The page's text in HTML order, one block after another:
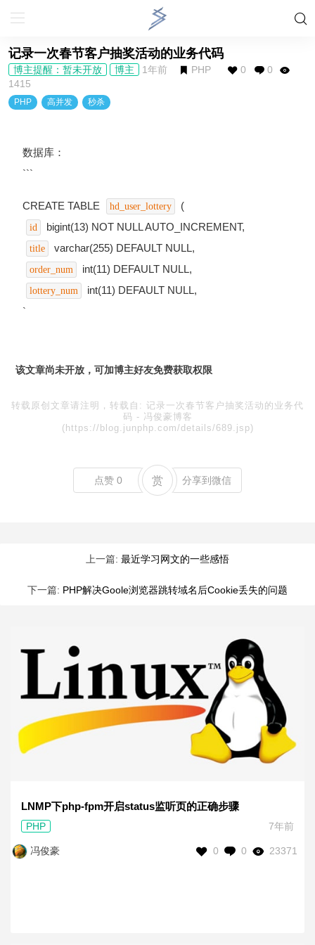
记录一次春节客户抽奖活动的业务代码
博主提醒：暂未开放 博主 1年前 PHP 0
0
1415
PHP 高并发 秒杀
数据库：
```
CREATE TABLE hd_user_lottery (
id bigint(13) NOT NULL AUTO_INCREMENT,
title varchar(255) DEFAULT NULL,
order_num int(11) DEFAULT NULL,
lottery_num
int(11) DEFAULT NULL,
`
该文章尚未开放，可加博主好友免费获取权限
转载原创文章请注明，转载自:
记录一次春节客户抽奖活动的业务代
码 - 冯俊豪博客
(https://blog.junphp.com/details/689.jsp)
点赞 0 赏 分享到微信
上一篇: 最近学习网文的一些感悟
下一篇: PHP解决Goole浏览器跳转域名后Cookie丢失的问题
LNMP下php-fpm开启status监听页的正确步骤
PHP 7年前
冯俊豪 23371
0
0